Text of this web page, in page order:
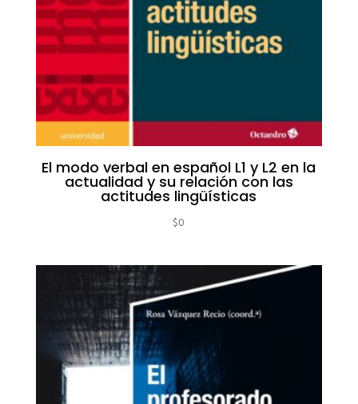
El modo verbal en español L1 y L2 en la
actualidad y su relación con las
actitudes lingüísticas
$0